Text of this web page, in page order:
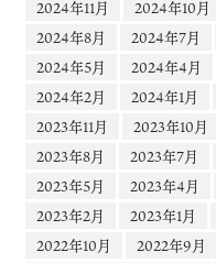
2024年11月
2024年10月
2024年8月
2024年7月
2024年5月
2024年4月
2024年2月
2024年1月
2023年11月
2023年10月
2023年8月
2023年7月
2023年5月
2023年4月
2023年2月
2023年1月
2022年10月
2022年9月